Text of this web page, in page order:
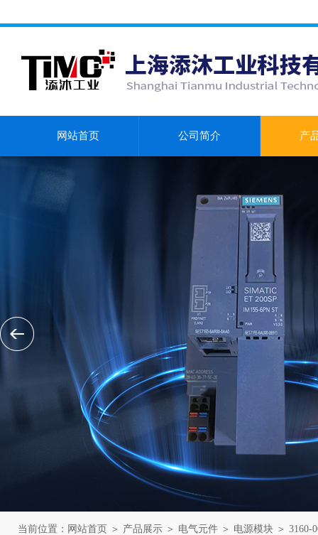
网站首页 公司简介 产
当前位置： 网站首页 ＞ 产品展示 ＞ 电气元件 ＞ 电源模块 ＞ 3160-